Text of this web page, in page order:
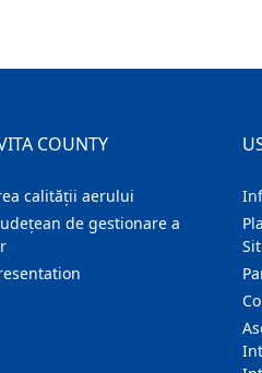
COUNTY
calității aerului
de gestionare a